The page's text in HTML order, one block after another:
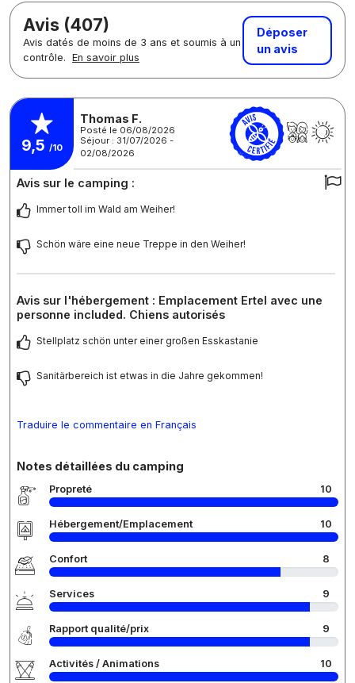
Avis (407)
Avis datés de moins de 3 ans et soumis à un
contrôle. En savoir plus
Déposer
un avis
9,5 /10
Thomas F.
Posté le 06/08/2026
Séjour : 31/07/2026 -
02/08/2026
Avis sur le camping :
Immer toll im Wald am Weiher!
Schön wäre eine neue Treppe in den Weiher!
Avis sur l'hébergement : Emplacement Ertel avec une
personne included. Chiens autorisés
Stellplatz schön unter einer großen Esskastanie
Sanitärbereich ist etwas in die Jahre gekommen!
Traduire le commentaire en Français
Notes détaillées du camping
Propreté 10
Hébergement/Emplacement 10
Confort 8
Services 9
Rapport qualité/prix 9
Activités / Animations 10